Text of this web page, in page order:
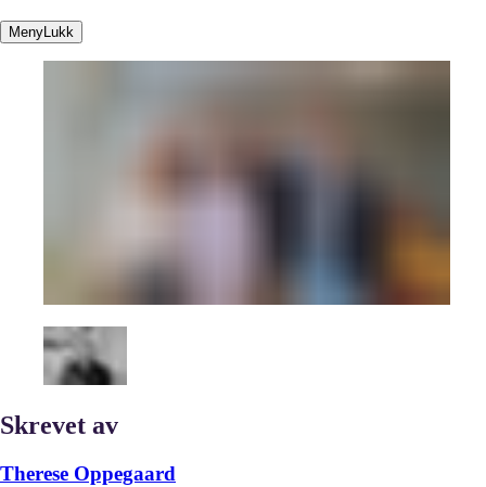
MenyLukk
Skrevet av
Therese Oppegaard